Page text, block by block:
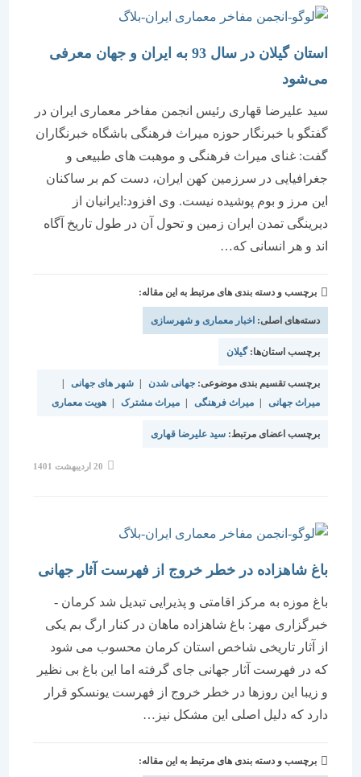
استان گیلان در سال 93 به ایران و جهان معرفی
می‌شود
سید علیرضا قهاری رئیس انجمن مفاخر معماری ایران در
گفتگو با خبرنگار حوزه میراث فرهنگی باشگاه خبرنگاران
گفت: غنای میراث فرهنگی و موهبت های طبیعی و
جغرافیایی در سرزمین کهن ایران، دست کم بر ساکنان
این مرز و بوم پوشیده نیست. وی افزود:ایرانیان از
دیرینگی تمدن ایران زمین و تحول آن در طول تاریخ آگاه
اند و هر انسانی که…
برچسب و دسته بندی های مرتبط به این مقاله:
دسته‌های اصلی:اخبار معماری و شهرسازی
برچسب استان‌ها:گیلان
برچسب تقسیم بندی موضوعی:جهانی شدن | شهر های جهانی
|
میراث جهانی
| میراث فرهنگی | میراث مشترک | هویت معماری
برچسب اعضای مرتبط: سید علیرضا قهاری
باغ شاهزاده در خطر خروج از فهرست آثار جهانی
باغ موزه به مرکز اقامتی و پذیرایی تبدیل شد کرمان -
خبرگزاری مهر: باغ شاهزاده ماهان در کنار ارگ بم یکی
از آثار تاریخی شاخص استان کرمان محسوب می شود
که در فهرست آثار جهانی جای گرفته اما این باغ بی نظیر
و زیبا این روزها در خطر خروج از فهرست یونسکو قرار
دارد که دلیل اصلی این مشکل نیز…
برچسب و دسته بندی های مرتبط به این مقاله: